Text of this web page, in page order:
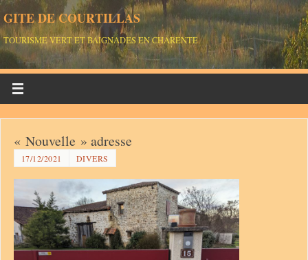
GITE DE COURTILLAS
TOURISME VERT ET BAIGNADES EN CHARENTE
« Nouvelle » adresse
17/12/2021 DIVERS